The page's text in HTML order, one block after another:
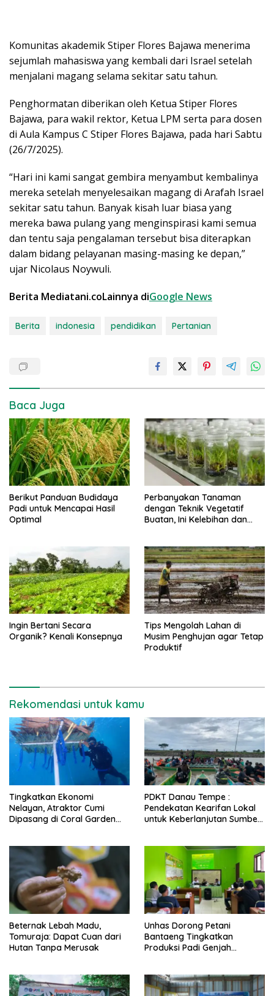
Komunitas akademik Stiper Flores Bajawa menerima
sejumlah mahasiswa yang kembali dari Israel setelah
menjalani magang selama sekitar satu tahun.
Penghormatan diberikan oleh Ketua Stiper Flores
Bajawa, para wakil rektor, Ketua LPM serta para dosen
di Aula Kampus C Stiper Flores Bajawa, pada hari Sabtu
(26/7/2025).
“Hari ini kami sangat gembira menyambut kembalinya
mereka setelah menyelesaikan magang di Arafah Israel
sekitar satu tahun. Banyak kisah luar biasa yang
mereka bawa pulang yang menginspirasi kami semua
dan tentu saja pengalaman tersebut bisa diterapkan
dalam bidang pelayanan masing-masing ke depan,”
ujar Nicolaus Noywuli.
Berita Mediatani.coLainnya diGoogle News
Berita indonesia pendidikan Pertanian
Baca Juga
Berikut Panduan Budidaya
Padi untuk Mencapai Hasil
Optimal
Perbanyakan Tanaman
dengan Teknik Vegetatif
Buatan, Ini Kelebihan dan
Ingin Bertani Secara
Organik? Kenali Konsepnya
Tips Mengolah Lahan di
Musim Penghujan agar Tetap
Produktif
Rekomendasi untuk kamu
Tingkatkan Ekonomi
Nelayan, Atraktor Cumi
Dipasang di Coral Garden
PDKT Danau Tempe :
Pendekatan Kearifan Lokal
untuk Keberlanjutan Sumber
Beternak Lebah Madu,
Tomuraja: Dapat Cuan dari
Hutan Tanpa Merusak
Unhas Dorong Petani
Bantaeng Tingkatkan
Produksi Padi Genjah